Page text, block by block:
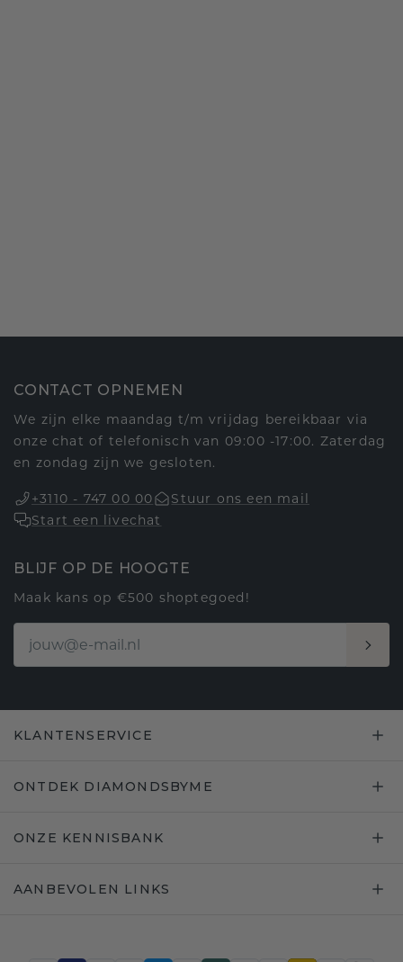
CONTACT OPNEMEN
We zijn elke maandag t/m vrijdag bereikbaar via
onze chat of telefonisch van 09:00 -17:00. Zaterdag
en zondag zijn we gesloten.
+3110 - 747 00 00
Stuur ons een mail
Start een livechat
BLIJF OP DE HOOGTE
Maak kans op €500 shoptegoed!
KLANTENSERVICE
ONTDEK DIAMONDSBYME
ONZE KENNISBANK
AANBEVOLEN LINKS